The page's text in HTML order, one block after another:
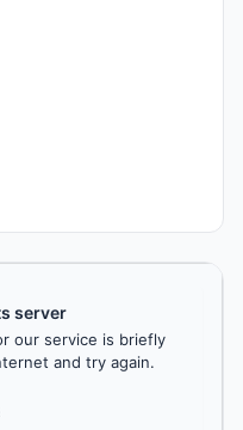
server
our service is briefly
and try again.